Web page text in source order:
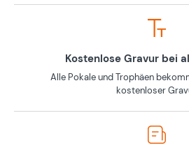
Kostenlose Gravur bei
Alle Pokale und Trophäen
kostenloser